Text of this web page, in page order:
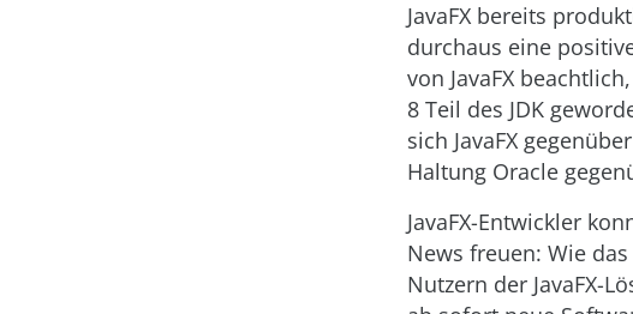
JavaFX bereits
durchaus eine
von JavaFX
8 Teil des JDK
sich JavaFX
Haltung Oracle
JavaFX-Entwickler
News freuen: Wie
Nutzern der JavaFX-